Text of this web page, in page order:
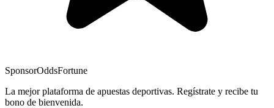
SponsorOddsFortune
La mejor plataforma de apuestas deportivas. Regístrate y recibe tu
bono de bienvenida.